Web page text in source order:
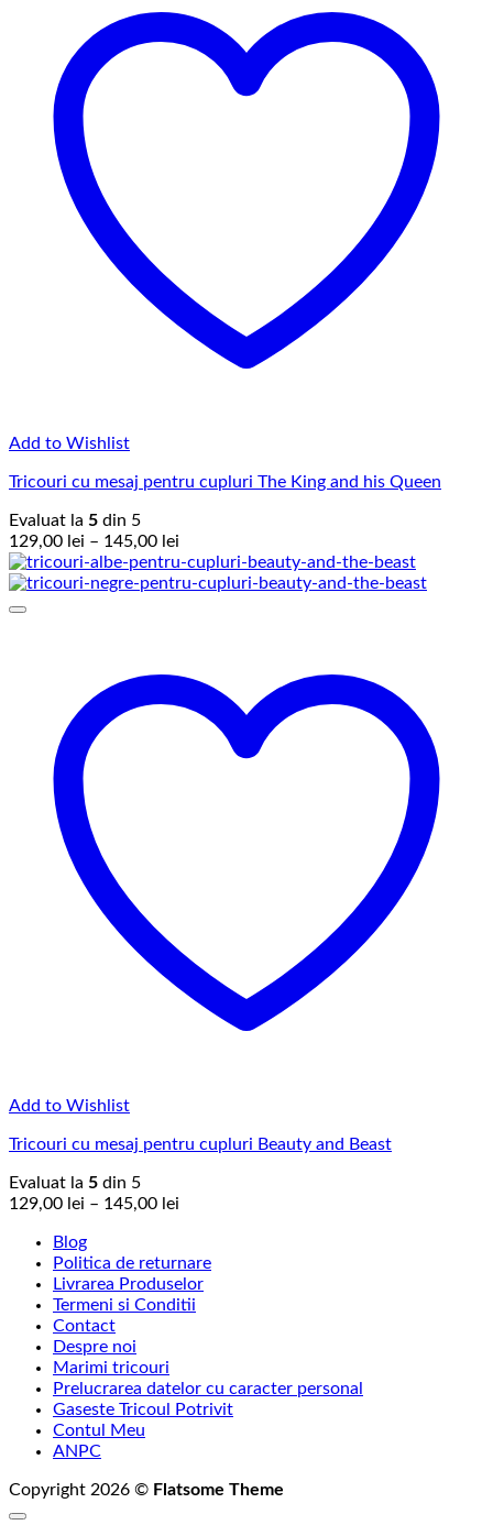
Add to Wishlist
Tricouri cu mesaj pentru cupluri The King and his Queen
Evaluat la 5 din 5
129,00 lei – 145,00 lei
de
prețuri:
Add to Wishlist
Tricouri cu mesaj pentru cupluri Beauty and Beast
Evaluat la 5 din 5
129,00 lei – 145,00 lei
129,00 lei
până
la
Blog
Politica de returnare
Livrarea Produselor
Termeni si Conditii
Contact
Despre noi
Marimi tricouri
Prelucrarea datelor cu caracter personal
Gaseste Tricoul Potrivit
Contul Meu
ANPC
Copyright 2026 © Flatsome Theme